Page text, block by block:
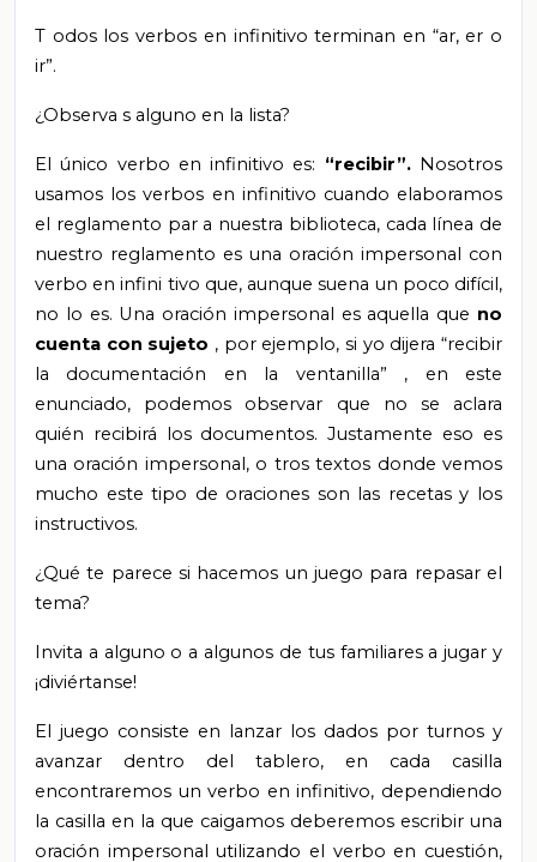
T odos los verbos en infinitivo terminan en “ar, er o
ir”.
¿Observa s alguno en la lista?
El único verbo en infinitivo es: “recibir”. Nosotros
usamos los verbos en infinitivo cuando elaboramos
el reglamento par a nuestra biblioteca, cada línea de
nuestro reglamento es una oración impersonal con
verbo en infini tivo que, aunque suena un poco difícil,
no lo es. Una oración impersonal es aquella que no
cuenta con sujeto , por ejemplo, si yo dijera “recibir
la documentación en la ventanilla” , en este
enunciado, podemos observar que no se aclara
quién recibirá los documentos. Justamente eso es
una oración impersonal, o tros textos donde vemos
mucho este tipo de oraciones son las recetas y los
instructivos.
¿Quéte parece si hacemos un juego para repasar el
tema?
Invita a alguno o a algunos de tus familiares a jugar y
¡diviértanse!
El juego consiste en lanzar los dados por turnos y
avanzar dentro del tablero, en cada casilla
encontraremos un verbo en infinitivo, dependiendo
la casilla en la que caigamos deberemos escribir una
oración impersonal utilizando el verbo en cuestión,